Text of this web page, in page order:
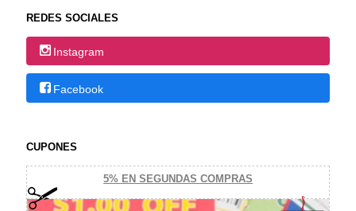
REDES SOCIALES
Instagram
Facebook
CUPONES
5% EN SEGUNDAS COMPRAS